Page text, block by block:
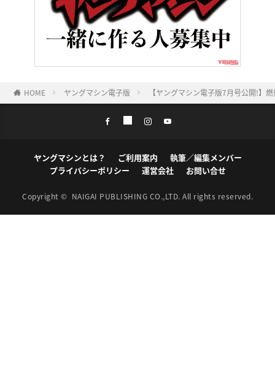
HOME ヤングマシン電子版 【ヤングマシン電子版7月号公開!】
ヤングマシンとは？ ご利用案内
執筆／編集メンバー
プライバシーポリシー
運営会社 お問い合せ
Copyright © NAIGAI PUBLISHING CO.,LTD. All rights reserved.